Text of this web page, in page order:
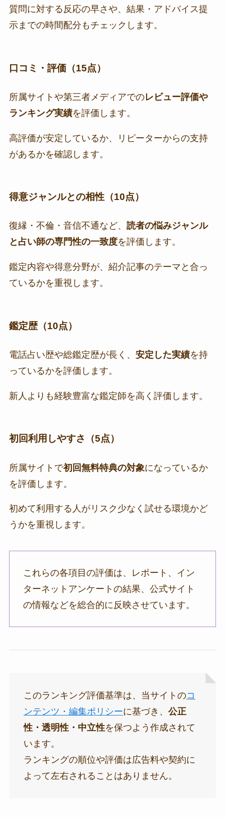
質問に対する反応の早さや、結果・アドバイス提
示までの時間配分もチェックします。
口コミ・評価（15点）
所属サイトや第三者メディアでのレビュー評価や
ランキング実績を評価します。
高評価が安定しているか、リピーターからの支持
があるかを確認します。
得意ジャンルとの相性（10点）
復縁・不倫・音信不通など、 読者の悩みジャンル
と占い師の専門性の一致度を評価します。
鑑定内容や得意分野が、紹介記事のテーマと合っ
ているかを重視します。
鑑定歴（10点）
電話占い歴や総鑑定歴が長く、 安定した実績を持
っているかを評価します。
新人よりも経験豊富な鑑定師を高く評価します。
初回利用しやすさ（5点）
所属サイトで初回無料特典の対象になっているか
を評価します。
初めて利用する人がリスク少なく試せる環境かど
うかを重視します。
これらの各項目の評価は、レポート、イン
ターネットアンケートの結果、公式サイト
の情報などを総合的に反映させています。
このランキング評価基準は、当サイトのコ
ンテンツ・編集ポリシーに基づき、 公正
性・透明性・中立性を保つよう作成されて
います。
ランキングの順位や評価は広告料や契約に
よって左右されることはありません。